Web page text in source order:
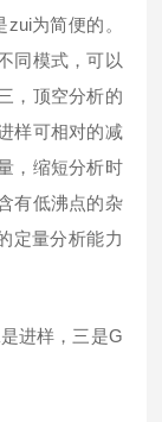
为简便的。
同模式，可以
，顶空分析的
样可相对的减
，缩短分析时
有低沸点的杂
定量分析能力
进样，三是G